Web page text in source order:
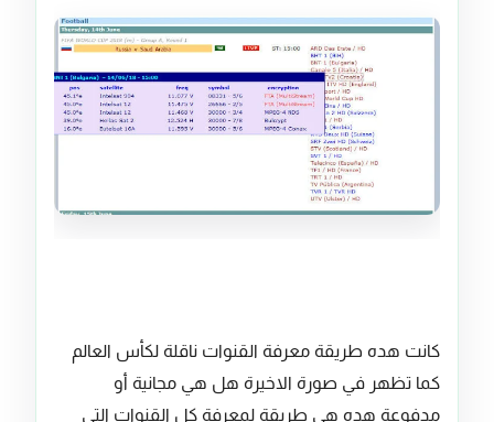
كانت هده طريقة معرفة القنوات ناقلة لكأس العالم
كما تظهر في صورة الاخيرة هل هي مجانية أو
مدفوعة هده هي طريقة لمعرفة كل القنوات التي